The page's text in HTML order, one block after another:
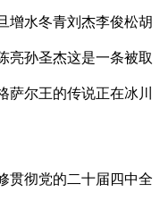
增水冬青刘杰李俊松胡
亮孙圣杰这是一条被取
尔王的传说正在冰川
彻党的二十届四中全